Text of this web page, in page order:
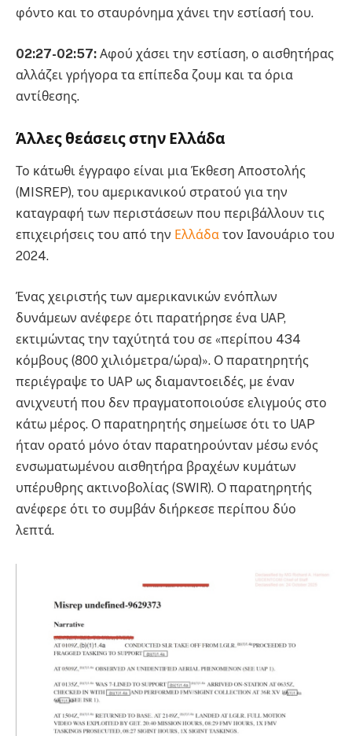
φόντο και το σταυρόνημα χάνει την εστίασή του.
02:27-02:57: Αφού χάσει την εστίαση, ο αισθητήρας
αλλάζει γρήγορα τα επίπεδα ζουμ και τα όρια
αντίθεσης.
Άλλες θεάσεις στην Ελλάδα
Το κάτωθι έγγραφο είναι μια Έκθεση Αποστολής
(MISREP), του αμερικανικού στρατού για την
καταγραφή των περιστάσεων που περιβάλλουν τις
επιχειρήσεις του από την Ελλάδα τον Ιανουάριο του
2024.
Ένας χειριστής των αμερικανικών ενόπλων
δυνάμεων ανέφερε ότι παρατήρησε ένα UAP,
εκτιμώντας την ταχύτητά του σε «περίπου 434
κόμβους (800 χιλιόμετρα/ώρα)». Ο παρατηρητής
περιέγραψε το UAP ως διαμαντοειδές, με έναν
ανιχνευτή που δεν πραγματοποιούσε ελιγμούς στο
κάτω μέρος. Ο παρατηρητής σημείωσε ότι το UAP
ήταν ορατό μόνο όταν παρατηρούνταν μέσω ενός
ενσωματωμένου αισθητήρα βραχέων κυμάτων
υπέρυθρης ακτινοβολίας (SWIR). Ο παρατηρητής
ανέφερε ότι το συμβάν διήρκεσε περίπου δύο
λεπτά.